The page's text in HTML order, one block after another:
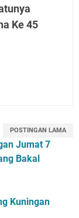
Ke 45
POSTINGAN LAMA
Jumat 7
Bakal
Kuningan